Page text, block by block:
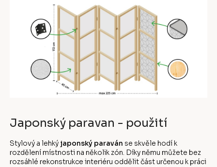
Japonský paravan - použití
Stylový a lehký japonský paraván se skvěle hodí k
rozdělení místnosti na několik zón. Díky němu můžete bez
rozsáhlé rekonstrukce interiéru oddělit část určenou k práci